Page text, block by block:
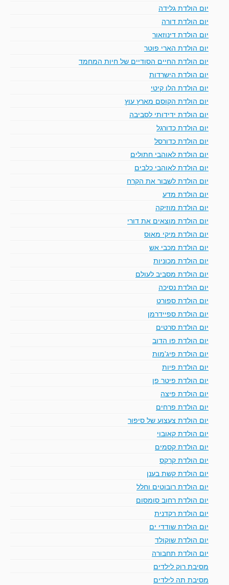
יום הולדת גלידה
יום הולדת דורה
יום הולדת דינוזאור
יום הולדת הארי פוטר
יום הולדת החיים הסודיים של חיות המחמד
יום הולדת הישרדות
יום הולדת הלו קיטי
יום הולדת הקוסם מארץ עוץ
יום הולדת ידידותי לסביבה
יום הולדת כדורגל
יום הולדת כדורסל
יום הולדת לאוהבי חתולים
יום הולדת לאוהבי כלבים
יום הולדת לשבור את הקרח
יום הולדת מדע
יום הולדת מוזיקה
יום הולדת מוצאים את דורי
יום הולדת מיקי מאוס
יום הולדת מכבי אש
יום הולדת מכוניות
יום הולדת מסביב לעולם
יום הולדת נסיכה
יום הולדת ספורט
יום הולדת ספיידרמן
יום הולדת סרטים
יום הולדת פו הדוב
יום הולדת פיג'מות
יום הולדת פיות
יום הולדת פיטר פן
יום הולדת פיצה
יום הולדת פרחים
יום הולדת צעצוע של סיפור
יום הולדת קאובוי
יום הולדת קסמים
יום הולדת קרקס
יום הולדת קשת בענן
יום הולדת רובוטים וחלל
יום הולדת רחוב סומסום
יום הולדת רקדנית
יום הולדת שודדי ים
יום הולדת שוקולד
יום הולדת תחבורה
מסיבת רוק לילדים
מסיבת תה לילדים